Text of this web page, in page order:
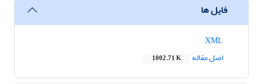
فایل ها
اصل مقاله
1002.71 K